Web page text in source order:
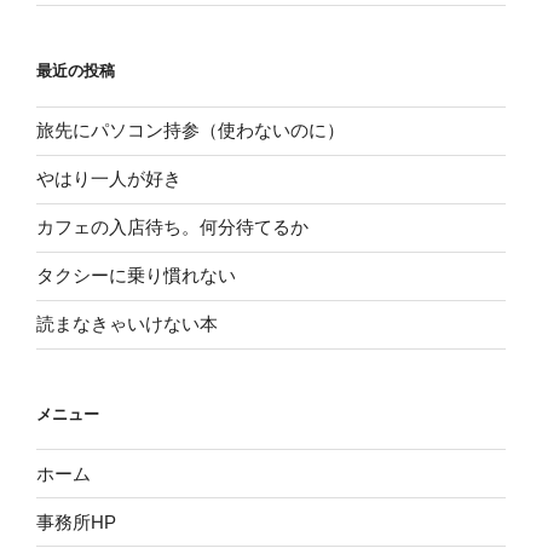
最近の投稿
旅先にパソコン持参（使わないのに）
やはり一人が好き
カフェの入店待ち。何分待てるか
タクシーに乗り慣れない
読まなきゃいけない本
メニュー
ホーム
事務所HP